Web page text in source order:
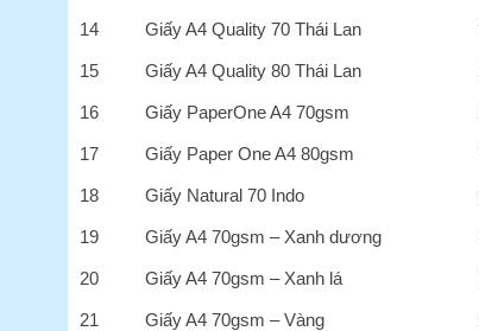
14 Giấy A4 Quality 70 Thái Lan
15 Giấy A4 Quality 80 Thái Lan
16 Giấy PaperOne A4 70gsm
17 Giấy Paper One A4 80gsm
18 Giấy Natural 70 Indo
19 Giấy A4 70gsm – Xanh dương
20 Giấy A4 70gsm – Xanh lá
21 Giấy A4 70gsm – Vàng